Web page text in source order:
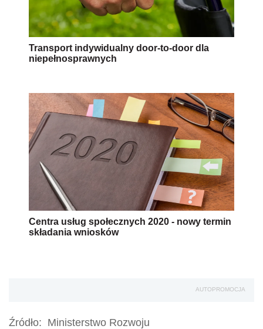
Transport indywidualny door-to-door dla
niepełnosprawnych
Centra usług społecznych 2020 - nowy termin
składania wniosków
AUTOPROMOCJA
Źródło: Ministerstwo Rozwoju